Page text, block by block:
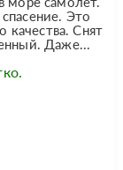
Это
Снят
Даже...